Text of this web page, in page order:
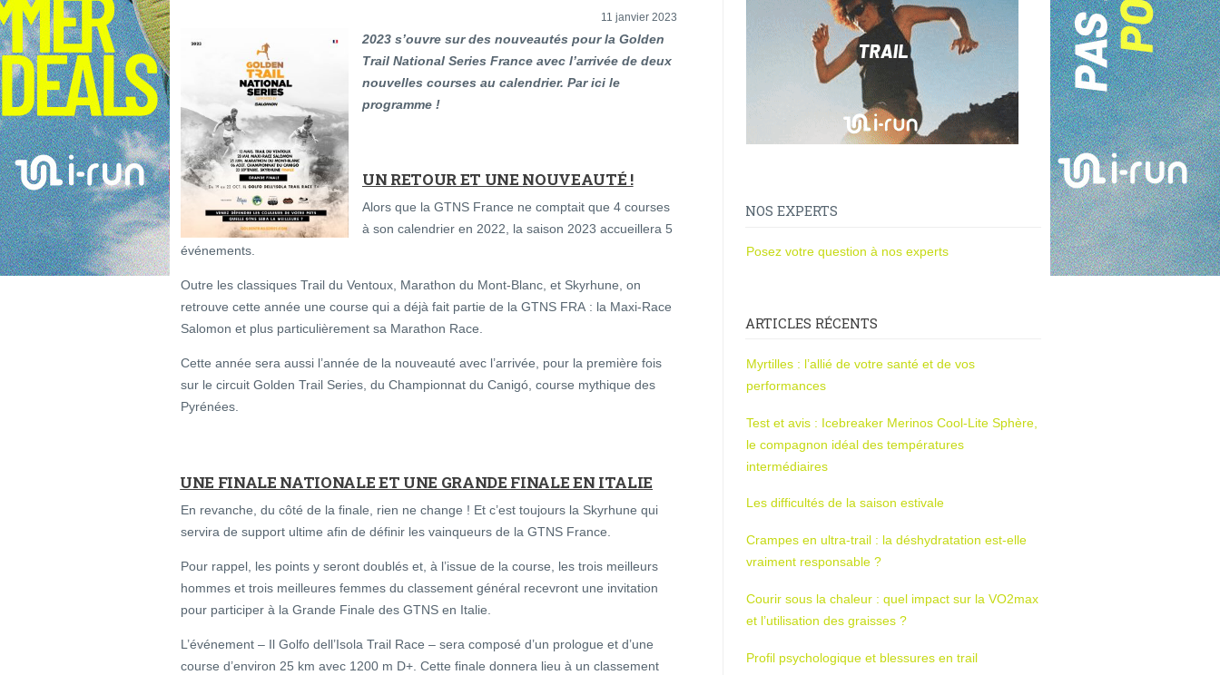
11 janvier 2023
2023 s’ouvre sur des nouveautés pour la Golden
Trail National Series France avec l’arrivée de deux
nouvelles courses au calendrier. Par ici le
programme !
UN RETOUR ET UNE NOUVEAUTÉ !
Alors que la GTNS France ne comptait que 4 courses
à son calendrier en 2022, la saison 2023 accueillera 5
événements.
Outre les classiques Trail du Ventoux, Marathon du Mont-Blanc, et Skyrhune, on
retrouve cette année une course qui a déjà fait partie de la GTNS FRA : la Maxi-Race
Salomon et plus particulièrement sa Marathon Race.
Cette année sera aussi l’année de la nouveauté avec l’arrivée, pour la première fois
sur le circuit Golden Trail Series, du Championnat du Canigó, course mythique des
Pyrénées.
UNE FINALE NATIONALE ET UNE GRANDE FINALE EN ITALIE
En revanche, du côté de la finale, rien ne change ! Et c’est toujours la Skyrhune qui
servira de support ultime afin de définir les vainqueurs de la GTNS France.
Pour rappel, les points y seront doublés et, à l’issue de la course, les trois meilleurs
hommes et trois meilleures femmes du classement général recevront une invitation
pour participer à la Grande Finale des GTNS en Italie.
L’événement – Il Golfo dell’Isola Trail Race – sera composé d’un prologue et d’une
course d’environ 25 km avec 1200 m D+. Cette finale donnera lieu à un classement
NOS EXPERTS
Posez votre question à nos experts
ARTICLES RÉCENTS
Myrtilles : l’allié de votre santé et de vos
performances
Test et avis : Icebreaker Merinos Cool-Lite Sphère,
le compagnon idéal des températures
intermédiaires
Les difficultés de la saison estivale
Crampes en ultra-trail : la déshydratation est-elle
vraiment responsable ?
Courir sous la chaleur : quel impact sur la VO2max
et l’utilisation des graisses ?
Profil psychologique et blessures en trail